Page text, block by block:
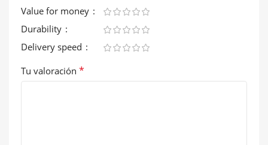
Value for money
Durability
Delivery speed
Tu valoración *